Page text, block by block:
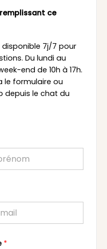
ce
7j/7 pour
Du lundi au
end de 10h à 17h.
le formulaire ou
depuis le chat du
*